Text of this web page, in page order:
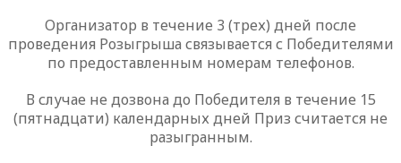
Организатор в течение 3 (трех) дней после
проведения Розыгрыша связывается с Победителями
по предоставленным номерам телефонов.
В случае не дозвона до Победителя в течение 15
(пятнадцати) календарных дней Приз считается не
разыгранным.